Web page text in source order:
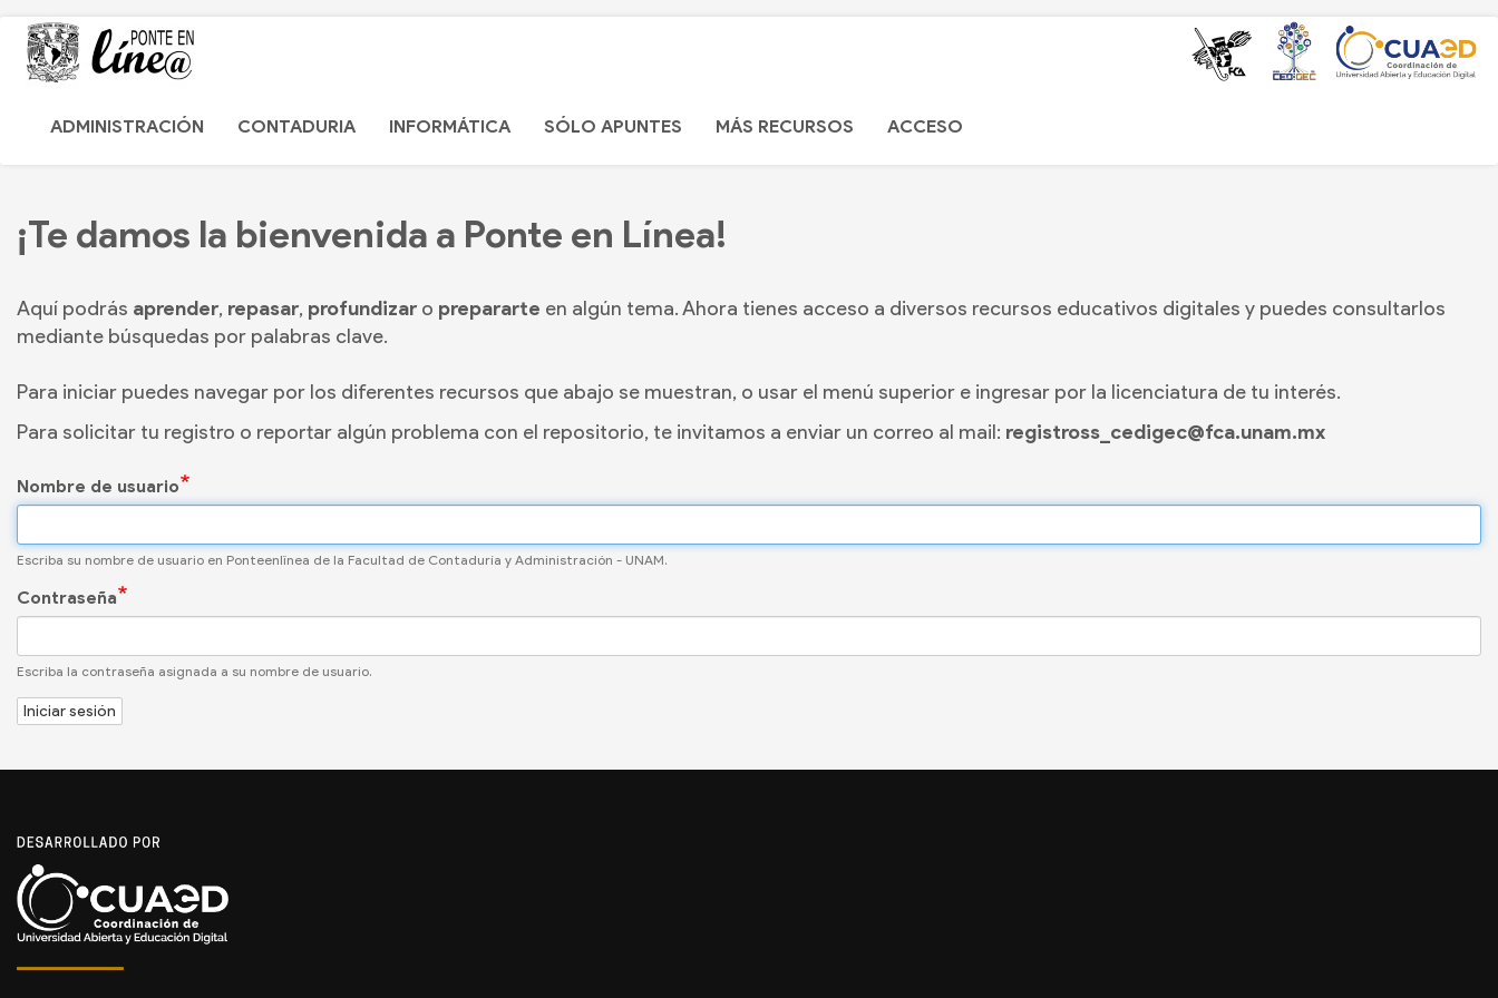
Pasar
contenido
Main
ADMINISTRACIÓN CONTADURIA INFORMÁTICA SÓLO APUNTES MÁS RECURSOS ACCESO
¡Te damos la bienvenida a Ponte en Línea!
Aquí podrás aprender, repasar, profundizar o prepararte en algún tema. Ahora tienes acceso a diversos recursos educativos digitales y puedes consultarlos
mediante búsquedas por palabras clave.
Para iniciar puedes navegar por los diferentes recursos que abajo se muestran, o usar el menú superior e ingresar por la licenciatura de tu interés.
Para solicitar tu registro o reportar algún problema con el repositorio, te invitamos a enviar un correo al mail: registross_cedigec@fca.unam.mx
Nombre de usuario
Escriba su nombre de usuario en Ponteenlïnea de la Facultad de Contaduría y Administración - UNAM.
Contraseña
Escriba la contraseña asignada a su nombre de usuario.
Iniciar sesión